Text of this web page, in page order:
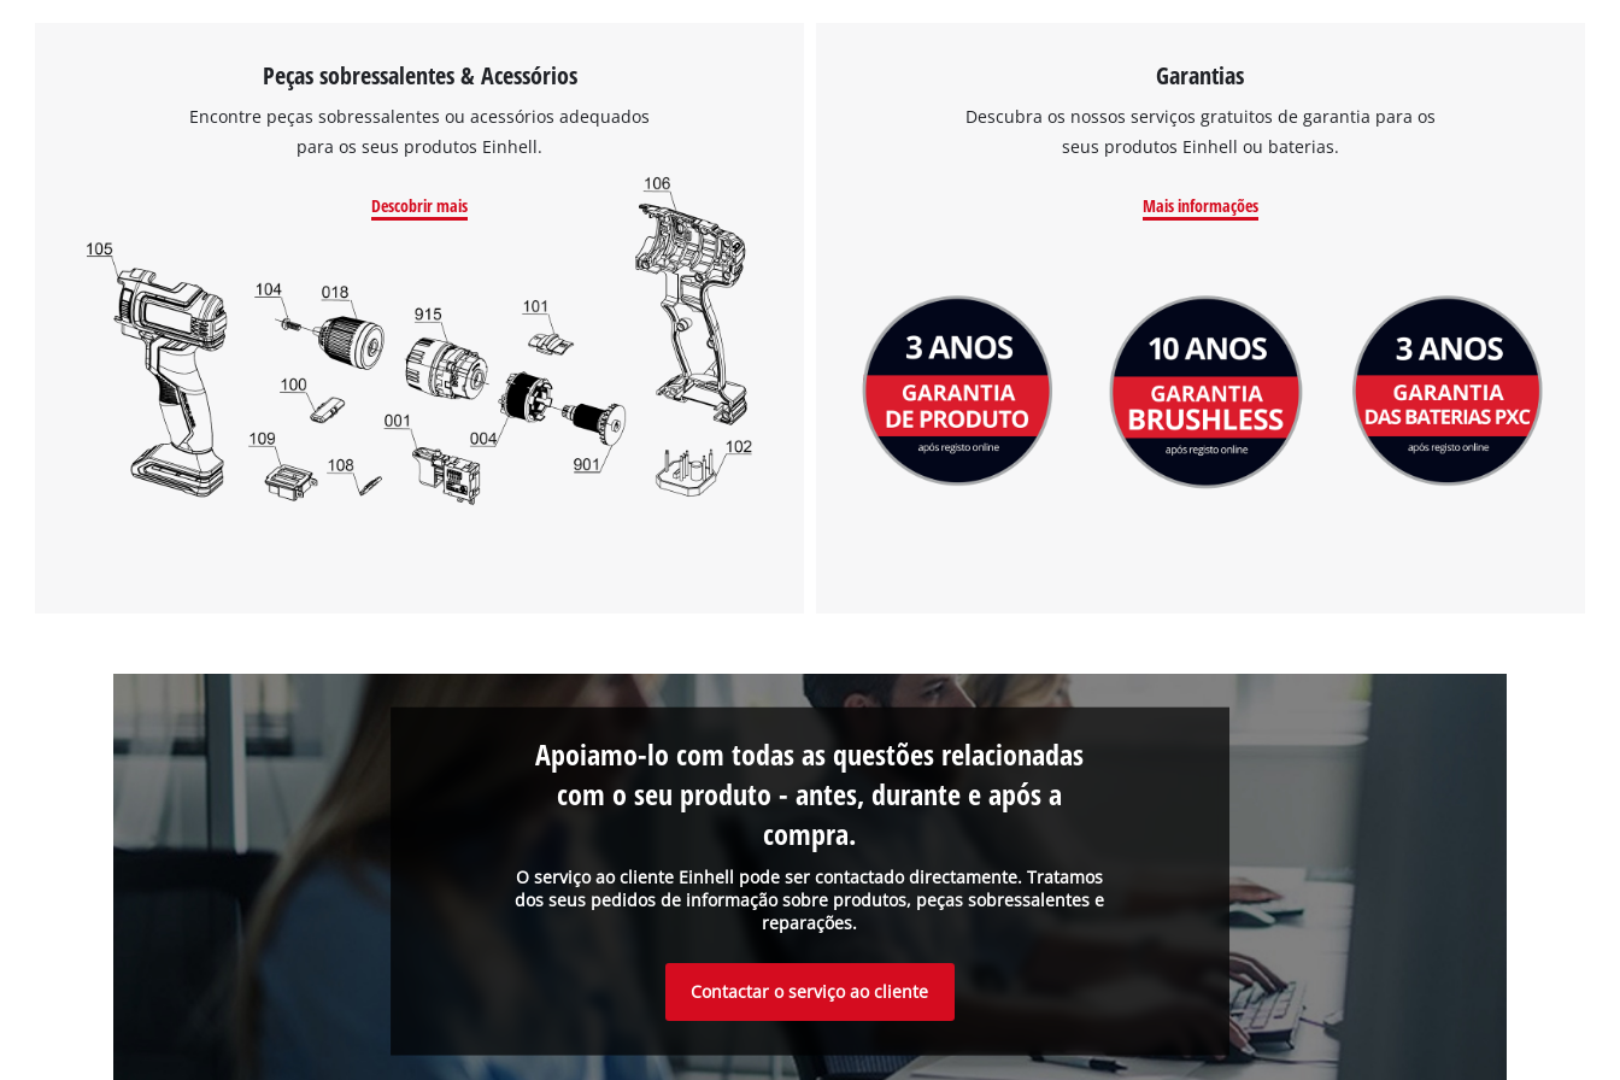
Peças sobressalentes & Acessórios
Encontre peças sobressalentes ou acessórios adequados
para os seus produtos Einhell.
Descobrir mais
Garantias
Descubra os nossos serviços gratuitos de garantia para os
seus produtos Einhell ou baterias.
Mais informações
O serviço ao cliente Einhell pode ser contactado directamente. Tratamos
dos seus pedidos de informação sobre produtos, peças sobressalentes e
reparações.
Apoiamo-lo com todas as questões relacionadas
com o seu produto - antes, durante e após a
compra.
Contactar o serviço ao cliente